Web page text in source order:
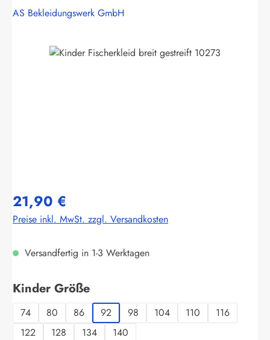
AS Bekleidungswerk GmbH
Bildergalerie überspringen
21,90 €
Preise inkl. MwSt. zzgl. Versandkosten
Versandfertig in 1-3 Werktagen
Kinder Größeauswählen
74 80 86 92 98 104 110
116
122
128 134 140